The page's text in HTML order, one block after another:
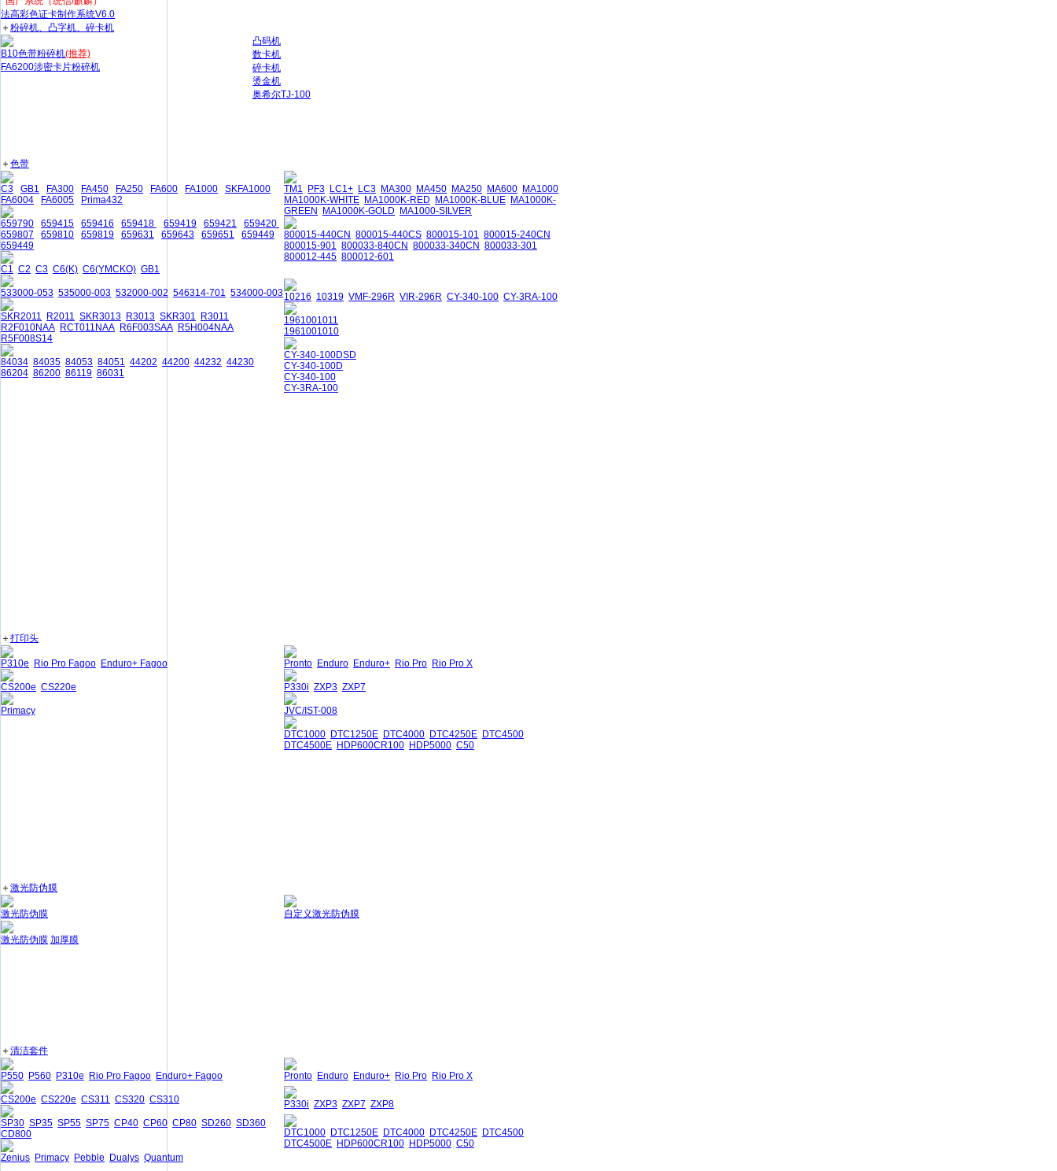
法高彩色证卡制作系统V6.0
＋粉碎机、凸字机、碎卡机
B10色带粉碎机(推荐)
FA6200涉密卡片粉碎机
凸码机
数卡机
碎卡机
烫金机
奥希尔TJ-100
＋色带
C3 GB1 FA300 FA450 FA250 FA600 FA1000
SKFA1000
FA6004
FA6005 Prima432
659790 659415 659416 659418 659419 659421
659420
659807
659810 659819 659631 659643 659651
659449
659449
C1 C2 C3 C6(K) C6(YMCKO) GB1
533000-053 535000-003 532000-002 546314-701 534000-003
SKR2011 R2011 SKR3013 R3013 SKR301
R3011
R2F010NAA RCT011NAA R6F003SAA R5H004NAA
R5F008S14
84034 84035 84053 84051 44202 44200 44232 44230
86204 86200 86119 86031
TM1 PF3 LC1+ LC3 MA300 MA450 MA250 MA600 MA1000
MA1000K-WHITE MA1000K-RED MA1000K-BLUE MA1000K-
GREEN
MA1000K-GOLD MA1000-SILVER
800015-440CN 800015-440CS 800015-101 800015-240CN
800015-901 800033-840CN 800033-340CN 800033-301
800012-445 800012-601
10216 10319 VMF-296R VIR-296R CY-340-100 CY-3RA-100
1961001011
1961001010
CY-340-100DSD
CY-340-100D
CY-340-100
CY-3RA-100
＋打印头
P310e Rio Pro Fagoo Enduro+ Fagoo
CS200e CS220e
Primacy
Pronto Enduro Enduro+ Rio Pro Rio Pro X
P330i ZXP3 ZXP7
JVC/IST-008
DTC1000 DTC1250E DTC4000 DTC4250E DTC4500
DTC4500E HDP600CR100 HDP5000 C50
＋激光防伪膜
激光防伪膜
激光防伪膜 加厚膜
自定义激光防伪膜
＋清洁套件
P550 P560 P310e Rio Pro Fagoo Enduro+ Fagoo
CS200e CS220e CS311 CS320 CS310
SP30 SP35 SP55 SP75 CP40 CP60 CP80 SD260 SD360
CD800
Zenius Primacy Pebble Dualys Quantum
Pronto Enduro Enduro+ Rio Pro Rio Pro X
P330i ZXP3 ZXP7 ZXP8
DTC1000 DTC1250E DTC4000 DTC4250E DTC4500
DTC4500E HDP600CR100 HDP5000 C50